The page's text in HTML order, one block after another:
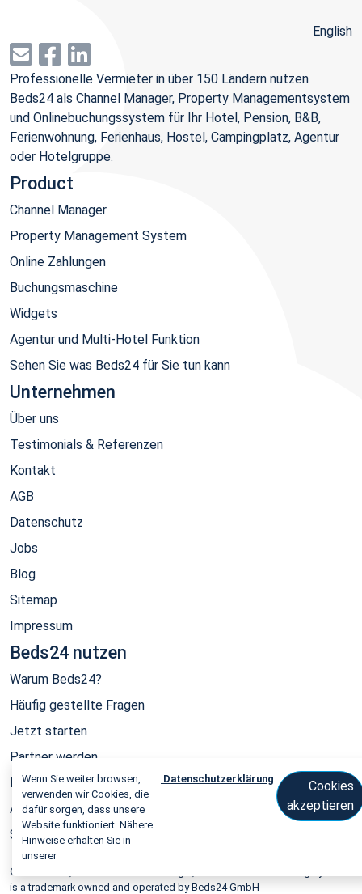
English
Professionelle Vermieter in über 150 Ländern nutzen
Beds24 als Channel Manager, Property Managementsystem
und Onlinebuchungssystem für Ihr Hotel, Pension, B&B,
Ferienwohnung, Ferienhaus, Hostel, Campingplatz, Agentur
oder Hotelgruppe.
Product
Channel Manager
Property Management System
Online Zahlungen
Buchungsmaschine
Widgets
Agentur und Multi-Hotel Funktion
Sehen Sie was Beds24 für Sie tun kann
Unternehmen
Über uns
Testimonials & Referenzen
Kontakt
AGB
Datenschutz
Jobs
Blog
Sitemap
Impressum
Beds24 nutzen
Warum Beds24?
Häufig gestellte Fragen
Jetzt starten
Partner werden
Informationen für Developer
API
System Status
© 2006-2026, Beds24 Channel Manager, PMS and Online Booking System
is a trademark owned and operated by Beds24 GmbH
Wenn Sie weiter browsen,
verwenden wir Cookies, die
dafür sorgen, dass unsere
Website funktioniert. Nähere
Hinweise erhalten Sie in
unserer
Datenschutzerklärung.
Cookies
akzeptieren